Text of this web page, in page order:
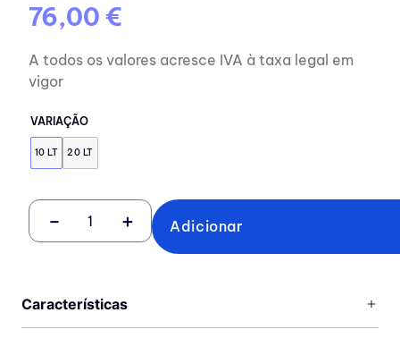
76,00 €
A todos os valores acresce IVA à taxa legal em
vigor
VARIAÇÃO
10 LT 20 LT
＋
－ Adicionar
Características